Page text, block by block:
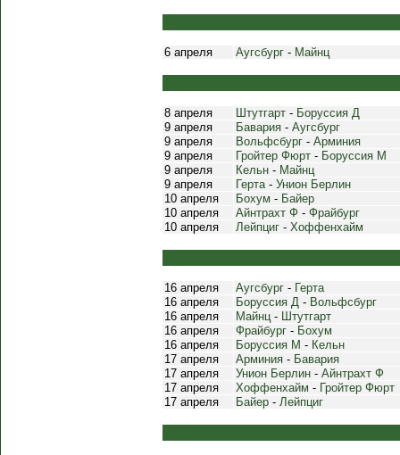
6 апреля Аугсбург - Майнц
8 апреля Штутгарт - Боруссия Д
9 апреля
Бавария - Аугсбург
9 апреля
Вольфсбург - Арминия
9 апреля
Гройтер Фюрт - Боруссия М
9 апреля
Кельн - Майнц
9 апреля
Герта- Унион Берлин
10 апреля
Бохум - Байер
10 апреля
Айнтрахт Ф - Фрайбург
10 апреля
Лейпциг - Хоффенхайм
16 апреля Аугсбург - Герта
16 апреля
Боруссия Д - Вольфсбург
16 апреля
Майнц- Штутгарт
16 апреля
Фрайбург - Бохум
16 апреля
Боруссия М - Кельн
17 апреля
Арминия - Бавария
17 апреля
Унион Берлин - Айнтрахт Ф
17 апреля
Хоффенхайм - Гройтер Фюрт
17 апреля
Байер - Лейпциг